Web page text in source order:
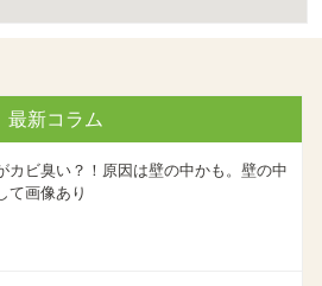
最新コラム
カビ臭い？！原因は壁の中かも。壁の中
て画像あり